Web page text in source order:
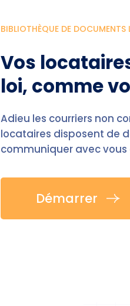
BIBLIOTHÈQUE DE DOCUMENTS
Vos
loi, comme
Adieu les courriers non
locataires disposent de
communiquer avec vous
Démarrer